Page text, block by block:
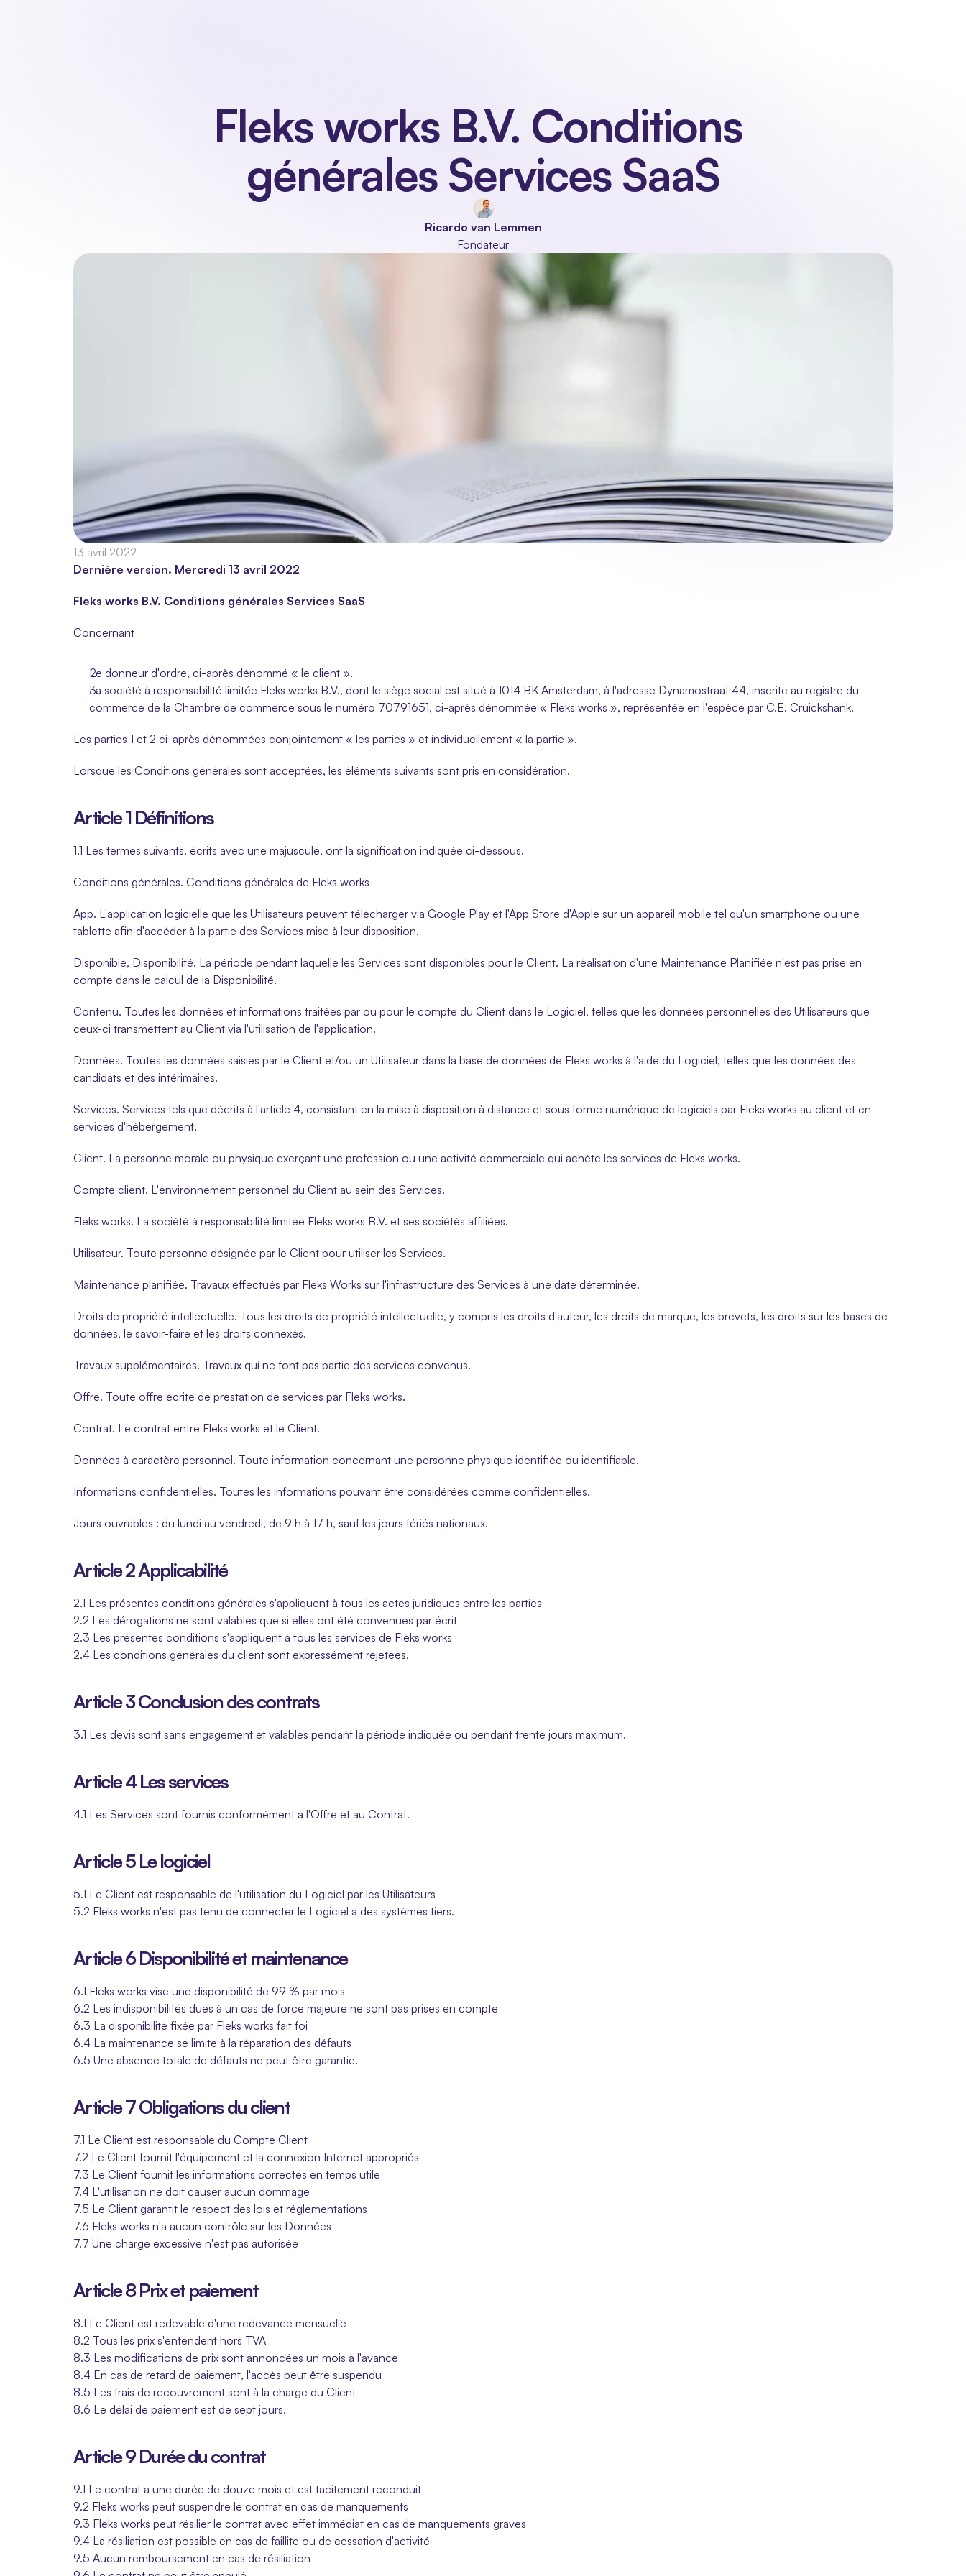
Fleks works B.V. Conditions
générales Services SaaS
Ricardo van Lemmen
Fondateur
13 avril 2022
Dernière version. Mercredi 13 avril 2022
Fleks works B.V. Conditions générales Services SaaS
Concernant
Le donneur d'ordre, ci-après dénommé « le client ».
La société à responsabilité limitée Fleks works B.V., dont le siège social est situé à 1014 BK Amsterdam, à l'adresse Dynamostraat 44, inscrite au registre du
commerce de la Chambre de commerce sous le numéro 70791651, ci-après dénommée « Fleks works », représentée en l'espèce par C.E. Cruickshank.
Les parties 1 et 2 ci-après dénommées conjointement « les parties » et individuellement « la partie ».
Lorsque les Conditions générales sont acceptées, les éléments suivants sont pris en considération.
Article 1 Définitions
1.1 Les termes suivants, écrits avec une majuscule, ont la signification indiquée ci-dessous.
Conditions générales. Conditions générales de Fleks works
App. L'application logicielle que les Utilisateurs peuvent télécharger via Google Play et l'App Store d'Apple sur un appareil mobile tel qu'un smartphone ou une
tablette afin d'accéder à la partie des Services mise à leur disposition.
Disponible, Disponibilité. La période pendant laquelle les Services sont disponibles pour le Client. La réalisation d'une Maintenance Planifiée n'est pas prise en
compte dans le calcul de la Disponibilité.
Contenu. Toutes les données et informations traitées par ou pour le compte du Client dans le Logiciel, telles que les données personnelles des Utilisateurs que
ceux-ci transmettent au Client via l'utilisation de l'application.
Données. Toutes les données saisies par le Client et/ou un Utilisateur dans la base de données de Fleks works à l'aide du Logiciel, telles que les données des
candidats et des intérimaires.
Services. Services tels que décrits à l'article 4, consistant en la mise à disposition à distance et sous forme numérique de logiciels par Fleks works au client et en
services d'hébergement.
Client. La personne morale ou physique exerçant une profession ou une activité commerciale qui achète les services de Fleks works.
Compte client. L'environnement personnel du Client au sein des Services.
Fleks works. La société à responsabilité limitée Fleks works B.V. et ses sociétés affiliées.
Utilisateur. Toute personne désignée par le Client pour utiliser les Services.
Maintenance planifiée. Travaux effectués par Fleks Works sur l'infrastructure des Services à une date déterminée.
Droits de propriété intellectuelle. Tous les droits de propriété intellectuelle, y compris les droits d'auteur, les droits de marque, les brevets, les droits sur les bases de
données, le savoir-faire et les droits connexes.
Travaux supplémentaires. Travaux qui ne font pas partie des services convenus.
Offre. Toute offre écrite de prestation de services par Fleks works.
Contrat. Le contrat entre Fleks works et le Client.
Données à caractère personnel. Toute information concernant une personne physique identifiée ou identifiable.
Informations confidentielles. Toutes les informations pouvant être considérées comme confidentielles.
Jours ouvrables : du lundi au vendredi, de 9 h à 17 h, sauf les jours fériés nationaux.
Article 2 Applicabilité
2.1 Les présentes conditions générales s'appliquent à tous les actes juridiques entre les parties
2.2 Les dérogations ne sont valables que si elles ont été convenues par écrit
2.3 Les présentes conditions s'appliquent à tous les services de Fleks works
2.4 Les conditions générales du client sont expressément rejetées.
Article 3 Conclusion des contrats
3.1 Les devis sont sans engagement et valables pendant la période indiquée ou pendant trente jours maximum.
Article 4 Les services
4.1 Les Services sont fournis conformément à l'Offre et au Contrat.
Article 5 Le logiciel
5.1 Le Client est responsable de l'utilisation du Logiciel par les Utilisateurs
5.2 Fleks works n'est pas tenu de connecter le Logiciel à des systèmes tiers.
Article 6 Disponibilité et maintenance
6.1 Fleks works vise une disponibilité de 99 % par mois
6.2 Les indisponibilités dues à un cas de force majeure ne sont pas prises en compte
6.3 La disponibilité fixée par Fleks works fait foi
6.4 La maintenance se limite à la réparation des défauts
6.5 Une absence totale de défauts ne peut être garantie.
Article 7 Obligations du client
7.1 Le Client est responsable du Compte Client
7.2 Le Client fournit l'équipement et la connexion Internet appropriés
7.3 Le Client fournit les informations correctes en temps utile
7.4 L'utilisation ne doit causer aucun dommage
7.5 Le Client garantit le respect des lois et réglementations
7.6 Fleks works n'a aucun contrôle sur les Données
7.7 Une charge excessive n'est pas autorisée
Article 8 Prix et paiement
8.1 Le Client est redevable d'une redevance mensuelle
8.2 Tous les prix s'entendent hors TVA
8.3 Les modifications de prix sont annoncées un mois à l'avance
8.4 En cas de retard de paiement, l'accès peut être suspendu
8.5 Les frais de recouvrement sont à la charge du Client
8.6 Le délai de paiement est de sept jours.
Article 9 Durée du contrat
9.1 Le contrat a une durée de douze mois et est tacitement reconduit
9.2 Fleks works peut suspendre le contrat en cas de manquements
9.3 Fleks works peut résilier le contrat avec effet immédiat en cas de manquements graves
9.4 La résiliation est possible en cas de faillite ou de cessation d'activité
9.5 Aucun remboursement en cas de résiliation